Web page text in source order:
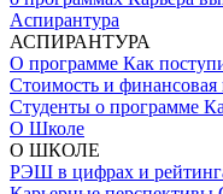
Аспирантура
АСПИРАНТУРА
О программе Как
Стоимость и финансовая
Студенты о программе
О Школе
О ШКОЛЕ
РЭШ в цифрах и